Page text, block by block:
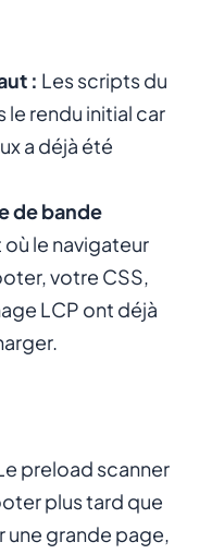
: Les scripts du
rendu initial car
a déjà été
de bande
le navigateur
votre CSS,
LCP ont déjà
preload scanner
plus tard que
une grande page,